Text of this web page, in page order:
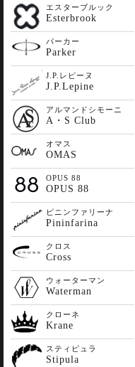
エスターブルック
Esterbrook
パーカー
Parker
J.P.レピーヌ
J.P.Lepine
アルマンドシモーニ
A・S Club
オマス
OMAS
OPUS 88
OPUS 88
ピニンファリーナ
Pininfarina
クロス
Cross
ウォーターマン
Waterman
クローネ
Krane
スティピュラ
Stipula